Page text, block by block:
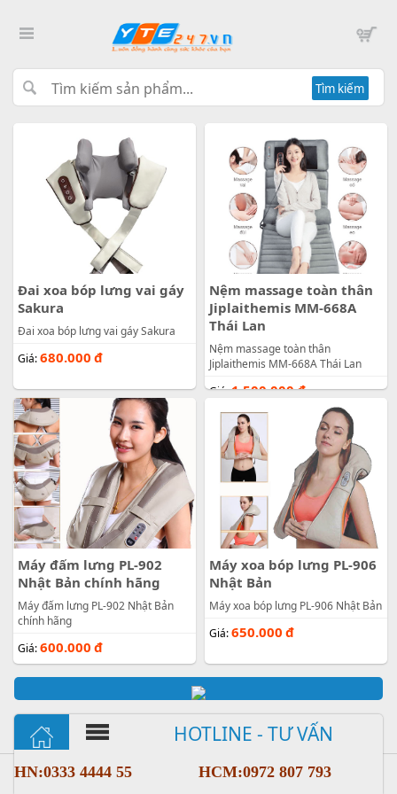
Tìm kiếm
HOTLINE - TƯ VẤN
HN:0333 4444 55 HCM:0972 807 793
Đai xoa bóp lưng vai gáy
Sakura
Đai xoa bóp lưng vai gáy Sakura
Giá:680.000 đ
Nệm massage toàn thân
Jiplaithemis MM-668A
Thái Lan
Nệm massage toàn thân
Jiplaithemis MM-668A Thái Lan
Giá:1.500.000đ
Máy đấm lưng PL-902
Nhật Bản chính hãng
Máy đấm lưng PL-902 Nhật Bản
chính hãng
Giá:600.000 đ
Máy xoa bóp lưng PL-906
Nhật Bản
Máy xoa bóp lưng PL-906 Nhật Bản
Giá:650.000 đ